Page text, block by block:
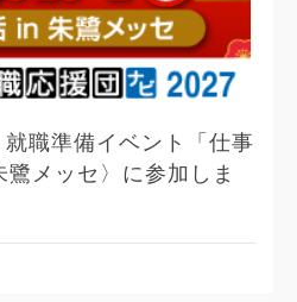
職準備イベント「仕事
メッセ〉に参加しま